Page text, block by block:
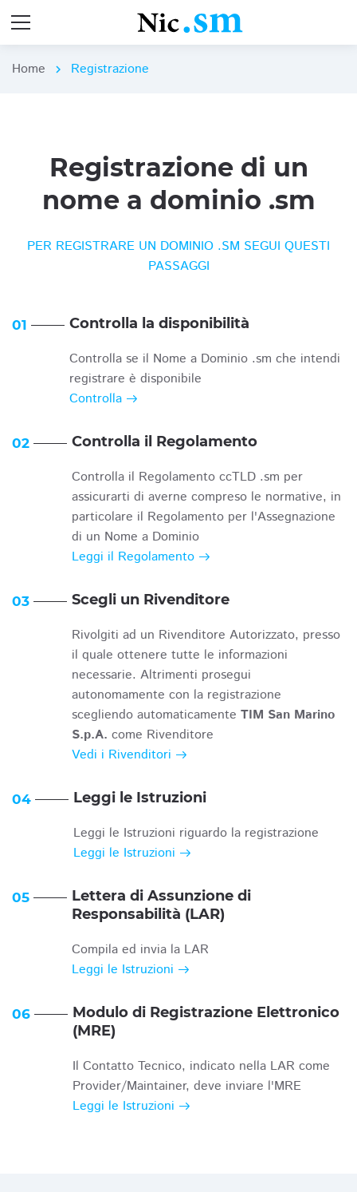
Home chevron_right Registrazione
Registrazione di un
nome a dominio .sm
PER REGISTRARE UN DOMINIO .SM SEGUI QUESTI
PASSAGGI
01 Controlla la disponibilità
Controlla se il Nome a Dominio .sm che intendi
registrare è disponibile
Controlla
02 Controlla il Regolamento
Controlla il Regolamento ccTLD .sm per
assicurarti di averne compreso le normative, in
particolare il Regolamento per l'Assegnazione
di un Nome a Dominio
Leggi il Regolamento
03 Scegli un Rivenditore
Rivolgiti ad un Rivenditore Autorizzato, presso
il quale ottenere tutte le informazioni
necessarie. Altrimenti prosegui
autonomamente con la registrazione
scegliendo automaticamente TIM San Marino
S.p.A. come Rivenditore
Vedi i Rivenditori
04 Leggi le Istruzioni
Leggi le Istruzioni riguardo la registrazione
Leggi le Istruzioni
05
Lettera di Assunzione di
Responsabilità (LAR)
Compila ed invia la LAR
Leggi le Istruzioni
06
Modulo di Registrazione Elettronico
(MRE)
Il Contatto Tecnico, indicato nella LAR come
Provider/Maintainer, deve inviare l'MRE
Leggi le Istruzioni